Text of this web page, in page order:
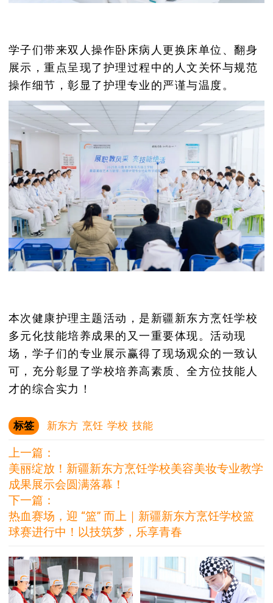
学子们带来双人操作卧床病人更换床单位、翻身
展示，重点呈现了护理过程中的人文关怀与规范
操作细节，彰显了护理专业的严谨与温度。
本次健康护理主题活动，是新疆新东方烹饪学校
多元化技能培养成果的又一重要体现。活动现
场，学子们的专业展示赢得了现场观众的一致认
可，充分彰显了学校培养高素质、全方位技能人
才的综合实力！
标签 新东方 烹饪 学校 技能
上一篇：
美丽绽放！新疆新东方烹饪学校美容美妆专业教学
成果展示会圆满落幕！
下一篇：
热血赛场，迎 “篮” 而上｜新疆新东方烹饪学校篮
球赛进行中！以技筑梦，乐享青春